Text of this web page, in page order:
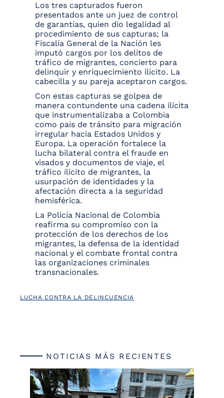
Los tres capturados fueron
presentados ante un juez de control
de garantías, quien dio legalidad al
procedimiento de sus capturas; la
Fiscalía General de la Nación les
imputó cargos por los delitos de
tráfico de migrantes, concierto para
delinquir y enriquecimiento ilícito. La
cabecilla y su pareja aceptaron cargos.
Con estas capturas se golpea de
manera contundente una cadena ilícita
que instrumentalizaba a Colombia
como país de tránsito para migración
irregular hacia Estados Unidos y
Europa. La operación fortalece la
lucha bilateral contra el fraude en
visados y documentos de viaje, el
tráfico ilícito de migrantes, la
usurpación de identidades y la
afectación directa a la seguridad
hemisférica.
La Policía Nacional de Colombia
reafirma su compromiso con la
protección de los derechos de los
migrantes, la defensa de la identidad
nacional y el combate frontal contra
las organizaciones criminales
transnacionales.
LUCHA CONTRA LA DELINCUENCIA
NOTICIAS MÁS RECIENTES